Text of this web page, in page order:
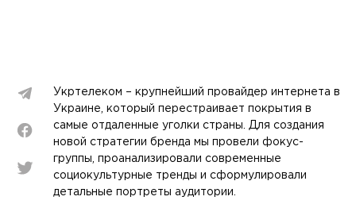
Укртелеком – крупнейший провайдер интернета в
Украине, который перестраивает покрытия в
самые отдаленные уголки страны. Для создания
новой стратегии бренда мы провели фокус-
группы, проанализировали современные
социокультурные тренды и сформулировали
детальные портреты аудитории.